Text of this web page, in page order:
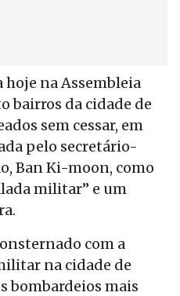
hoje na Assembleia
bairros da cidade de
sem cessar, em
pelo secretário-
Ban Ki-moon, como
militar” e um
com a
na cidade de
bombardeios mais